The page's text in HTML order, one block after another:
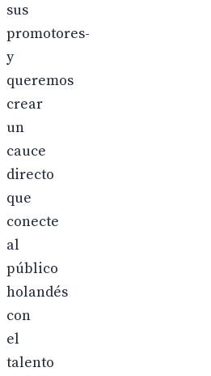
sus
promotores-
y
queremos
crear
un
cauce
directo
que
conecte
al
público
holandés
con
el
talento